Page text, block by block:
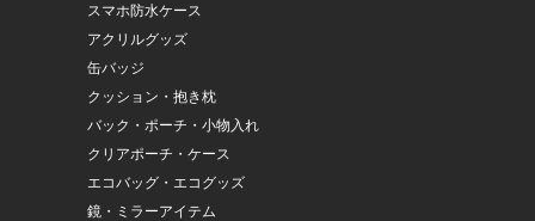
スマホ防水ケース
アクリルグッズ
缶バッジ
クッション・抱き枕
バック・ポーチ・小物入れ
クリアポーチ・ケース
エコバッグ・エコグッズ
鏡・ミラーアイテム